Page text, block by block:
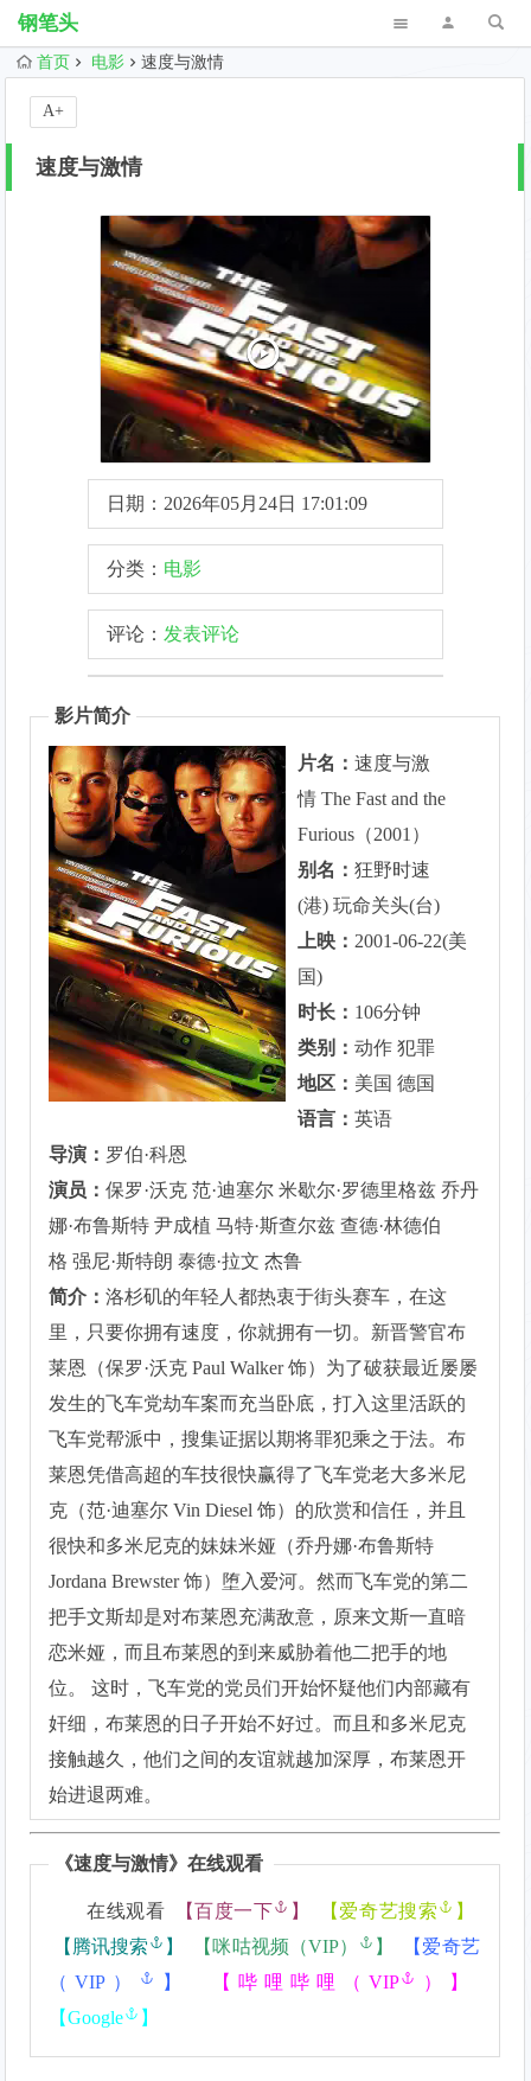
钢笔头
首页 电影 速度与激情
速度与激情
日期：2026年05月24日 17:01:09
分类： 电影
评论： 发表评论
影片简介
片名：速度与激
情 The Fast and the
Furious（2001）
别名：狂野时速
(港) 玩命关头(台)
上映： 2001-06-22(美
国)
时长： 106分钟
类别：动作 犯罪
地区： 美国 德国
语言：英语
导演： 罗伯·科恩
演员：保罗·沃克 范·迪塞尔 米歇尔·罗德里格兹 乔丹
娜·布鲁斯特 尹成植 马特·斯查尔兹 查德·林德伯
格 强尼·斯特朗 泰德·拉文 杰鲁
简介：洛杉矶的年轻人都热衷于街头赛车，在这
里，只要你拥有速度，你就拥有一切。新晋警官布
莱恩（保罗·沃克 Paul Walker 饰）为了破获最近屡屡
发生的飞车党劫车案而充当卧底，打入这里活跃的
飞车党帮派中，搜集证据以期将罪犯乘之于法。布
莱恩凭借高超的车技很快赢得了飞车党老大多米尼
克（范·迪塞尔 Vin Diesel 饰）的欣赏和信任，并且
很快和多米尼克的妹妹米娅（乔丹娜·布鲁斯特
Jordana Brewster 饰）堕入爱河。然而飞车党的第二
把手文斯却是对布莱恩充满敌意，原来文斯一直暗
恋米娅，而且布莱恩的到来威胁着他二把手的地
位。 这时，飞车党的党员们开始怀疑他们内部藏有
奸细，布莱恩的日子开始不好过。而且和多米尼克
接触越久，他们之间的友谊就越加深厚，布莱恩开
始进退两难。
《速度与激情》在线观看
在线观看 【百度一下 】 【 爱奇艺搜索
】
【 腾讯搜索 】 【 咪咕视频（VIP） 】 【 爱奇艺
（VIP）
】 【 哔哩哔哩（VIP
）】
【Google 】
A+